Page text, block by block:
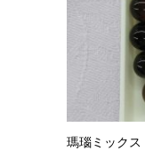
瑪瑙ミックス